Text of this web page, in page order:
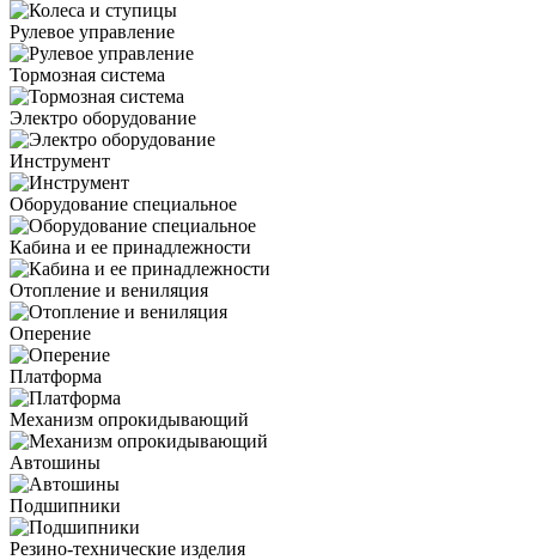
Рулевое управление
Тормозная система
Электро оборудование
Инструмент
Оборудование специальное
Кабина и ее принадлежности
Отопление и вениляция
Оперение
Платформа
Механизм опрокидывающий
Автошины
Подшипники
Резино-технические изделия